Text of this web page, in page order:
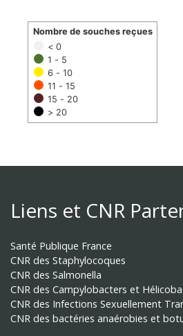
< 0
1 - 5
6 - 10
11 - 15
15 - 20
> 20
Nombre de souches reçues
Liens et CNR
Santé Publique France
CNR des Staphylocoques
CNR des Salmonella
CNR des Campylobacters et
CNR des Infections Sexuellement
CNR des bactéries anaérobies et